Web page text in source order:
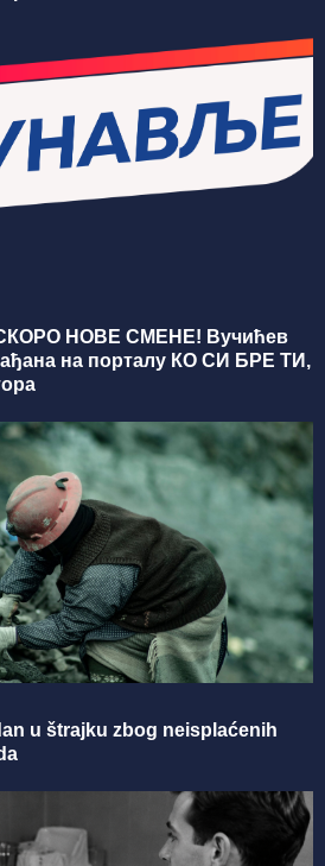
НОВЕ СМЕНЕ! Вучићев
на порталу КО СИ БРЕ ТИ,
u štrajku zbog neisplaćenih